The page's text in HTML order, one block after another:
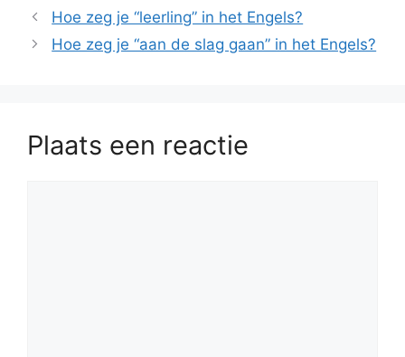
Hoe zeg je “leerling” in het Engels?
Hoe zeg je “aan de slag gaan” in het Engels?
Plaats een reactie